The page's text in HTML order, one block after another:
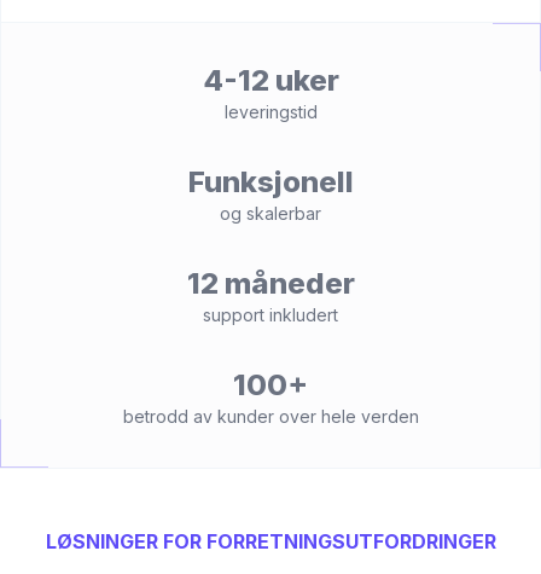
4-12 uker
leveringstid
Funksjonell
og skalerbar
12 måneder
support inkludert
100+
betrodd av kunder over hele verden
LØSNINGER FOR FORRETNINGSUTFORDRINGER